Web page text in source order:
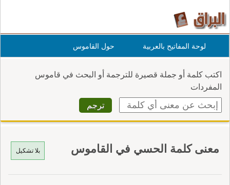
لوحة المفاتيح بالعربية حول القاموس
اكتب كلمة أو جملة قصيرة للترجمة أو البحث في قاموس
المفردات
بلا تشكيل معنى كلمة الحسي في القاموس